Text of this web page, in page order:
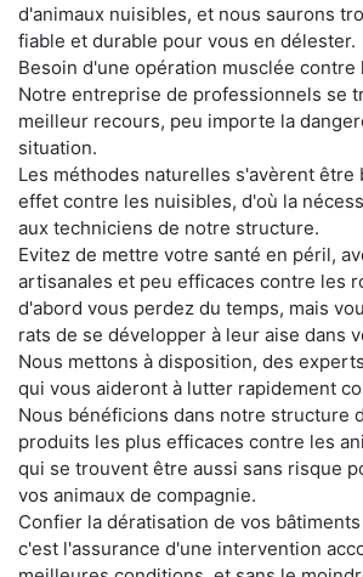
d'animaux nuisibles, et nous saurons
fiable et durable pour vous en délester.
Besoin d'une opération musclée contre
Notre entreprise de professionnels se
meilleur recours, peu importe la
situation.
Les méthodes naturelles s'avèrent être
effet contre les nuisibles, d'où la
aux techniciens de notre structure.
Evitez de mettre votre santé en péril,
artisanales et peu efficaces contre les
d'abord vous perdez du temps, mais
rats de se développer à leur aise dans
Nous mettons à disposition, des
qui vous aideront à lutter rapidement
Nous bénéficions dans notre structure
produits les plus efficaces contre les
qui se trouvent être aussi sans risque
vos animaux de compagnie.
Confier la dératisation de vos
c'est l'assurance d'une intervention